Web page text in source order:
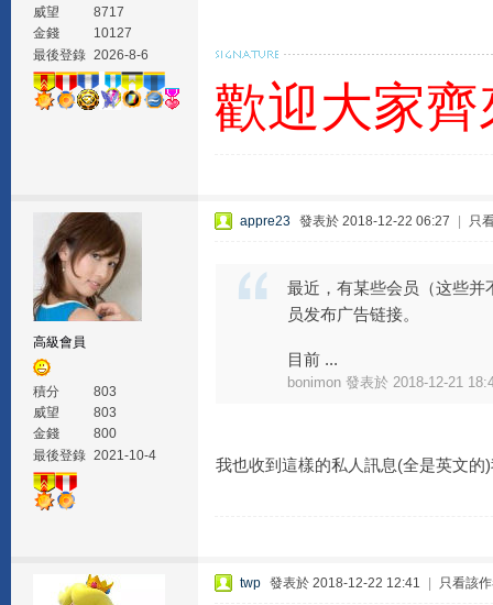
威望
8717
金錢
10127
最後登錄 2026-8-6
歡迎大家
高級會員
積分
803
威望
803
金錢
800
最後登錄 2021-10-4
appre23 發表於 2018-12-22 06:27 只
最近，有某些会员（这些并
员发布广告链接。
目前 ...
bonimon 發表於 2018-12-21
我也收到這樣的私人訊息(全是英文的
twp 發表於 2018-12-22 12:41 只看該